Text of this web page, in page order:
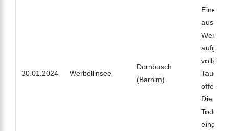
30.01.2024 Werbellinsee
Dornbusch
(Barnim)
Eine
aus
Die